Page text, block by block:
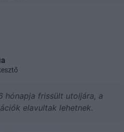
hónapja frissült utoljára, a
elavultak lehetnek.